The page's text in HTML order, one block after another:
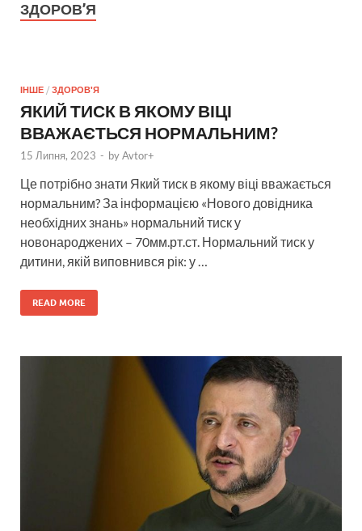
ЗДОРОВ’Я
ІНШЕ / ЗДОРОВ'Я
ЯКИЙ ТИСК В ЯКОМУ ВІЦІ
ВВАЖАЄТЬСЯ НОРМАЛЬНИМ?
15 Липня, 2023 - byAvtor+
Це потрібно знати Який тиск в якому віці вважається
нормальним? За інформацією «Нового довідника
необхідних знань» нормальний тиск у
новонароджених – 70мм.рт.ст. Нормальний тиск у
дитини, якій виповнився рік: у …
READ MORE